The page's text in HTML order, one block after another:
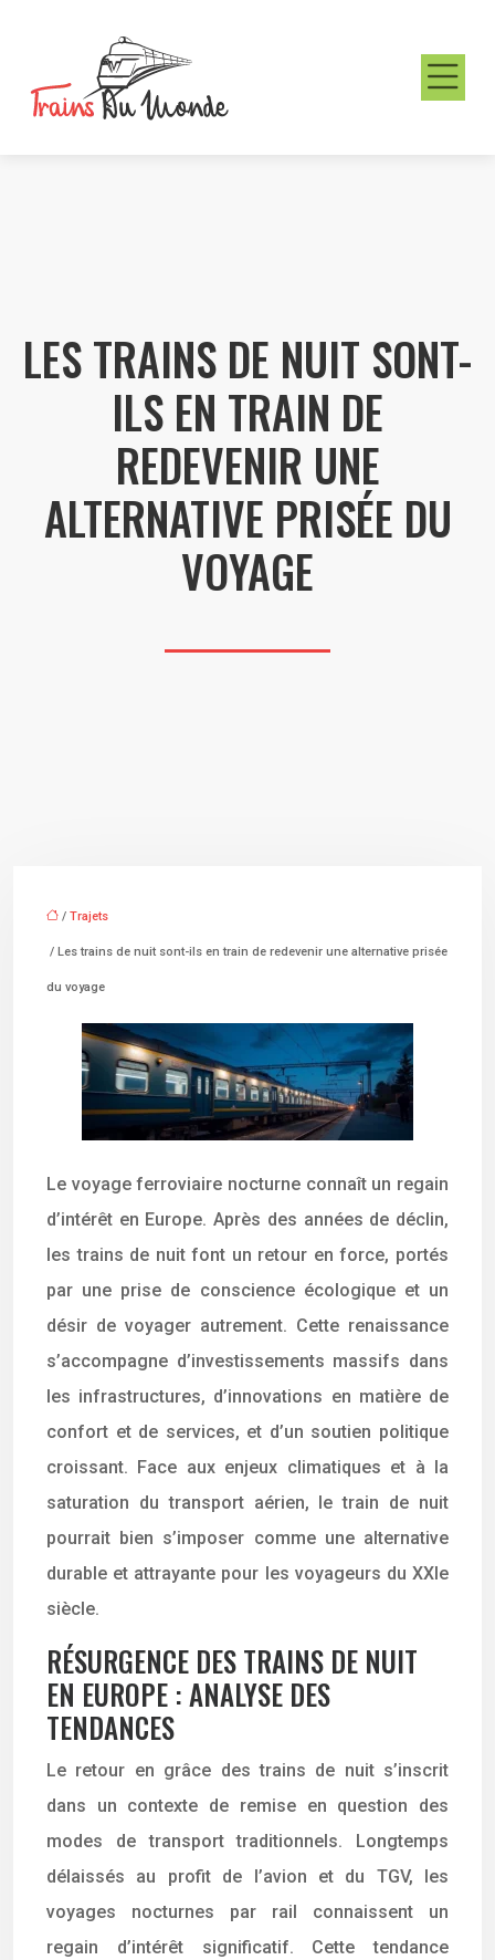
LES TRAINS DE NUIT SONT-
ILS EN TRAIN DE
REDEVENIR UNE
ALTERNATIVE PRISÉE DU
VOYAGE
/ Trajets
/ Les trains de nuit sont-ils en train de redevenir une alternative prisée
du voyage
Le voyage ferroviaire nocturne connaît un regain
d’intérêt en Europe. Après des années de déclin,
les trains de nuit font un retour en force, portés
par une prise de conscience écologique et un
désir de voyager autrement. Cette renaissance
s’accompagne d’investissements massifs dans
les infrastructures, d’innovations en matière de
confort et de services, et d’un soutien politique
croissant. Face aux enjeux climatiques et à la
saturation du transport aérien, le train de nuit
pourrait bien s’imposer comme une alternative
durable et attrayante pour les voyageurs du XXIe
siècle.
RÉSURGENCE DES TRAINS DE NUIT
EN EUROPE : ANALYSE DES
TENDANCES
Le retour en grâce des trains de nuit s’inscrit
dans un contexte de remise en question des
modes de transport traditionnels. Longtemps
délaissés au profit de l’avion et du TGV, les
voyages nocturnes par rail connaissent un
regain d’intérêt significatif. Cette tendance